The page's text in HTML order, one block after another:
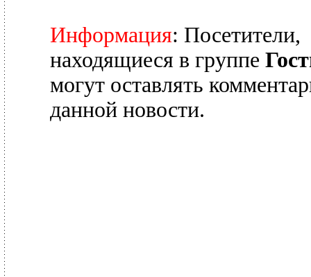
Информация: Посетители,
находящиеся в группе
могут оставлять
данной новости.